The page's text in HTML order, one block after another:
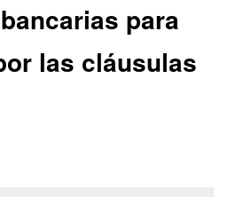
para
las cláusulas